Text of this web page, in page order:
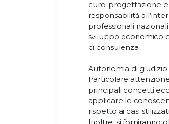
euro-progettazione
responsabilità
professionali
sviluppo economico
di consulenza.
Autonomia di giudizio
Particolare
principali concetti
applicare le
rispetto ai casi
Inoltre, si forniranno